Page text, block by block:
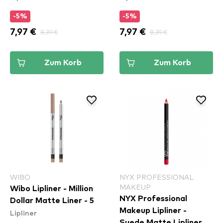
-5%
7,97 € 8,39 €
Zum Korb
-5%
7,97 € 8,39 €
Zum Korb
WIBO
Wibo Lipliner - Million
Dollar Matte Liner - 5
Lipliner
NYX PROFESSIONAL
MAKEUP
NYX Professional
Makeup Lipliner -